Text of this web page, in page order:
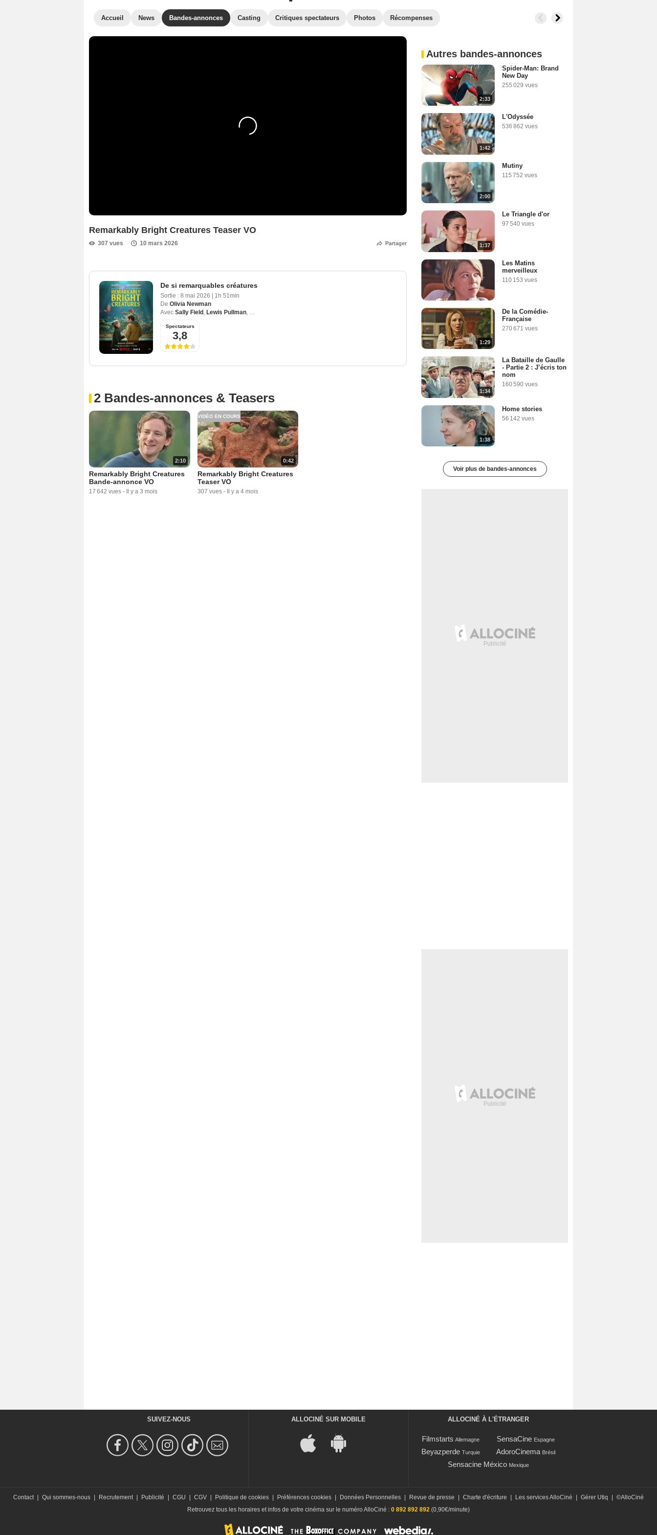
Accueil News Bandes-annonces Casting Critiques spectateurs Photos Récompenses
Remarkably Bright Creatures Teaser VO
307 vues 10 mars 2026 Partager
De si remarquables créatures
Sortie : 8 mai 2026
1h 51min
De Olivia Newman
Avec Sally Field , Lewis Pullman, Colm Meaney
Spectateurs
3,8
2 Bandes-annonces & Teasers
2:10
Remarkably Bright Creatures
Bande-annonce VO
17 642 vues - Il y a 3 mois
0:42
VIDÉO EN COURS
Remarkably Bright Creatures
Teaser VO
307 vues - Il y a 4 mois
Autres bandes-annonces
2:33
Spider-Man: Brand
New Day
255 029 vues
1:42
L'Odyssée
536 862 vues
2:00
Mutiny
115 752 vues
1:37
Le Triangle d'or
97 540 vues
Les Matins
merveilleux
110 153 vues
1:29
De la Comédie-
Française
270 671 vues
1:34
La Bataille de Gaulle
- Partie 2 : J’écris ton
nom
160 590 vues
1:38
Home stories
56 142 vues
Voir plus de bandes-annonces
SUIVEZ-NOUS ALLOCINÉ SUR MOBILE ALLOCINÉ À L'ÉTRANGER
Filmstarts Allemagne SensaCine Espagne
Beyazperde Turquie AdoroCinema Brésil
Sensacine México Mexique
Contact Qui sommes-nous Recrutement Publicité CGU CGV Politique de cookies Préférences cookies Données Personnelles Revue de presse Charte d'écriture Les services AlloCiné Gérer Utiq
©AlloCiné
Retrouvez tous les horaires et infos de votre cinéma sur le numéro AlloCiné : 0 892 892 892 (0,90€/minute)